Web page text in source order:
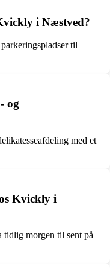
i Næstved?
til
og
med et
Kvickly i
morgen til sent på